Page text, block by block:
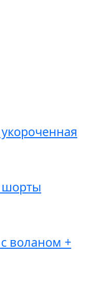
шорты
воланом +